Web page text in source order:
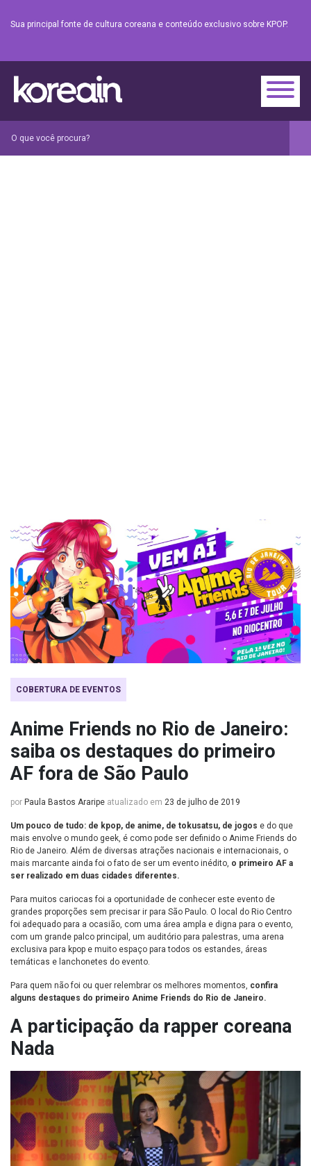
Sua principal fonte de cultura coreana e conteúdo exclusivo sobre KPOP.
COBERTURA DE EVENTOS
Anime Friends no Rio de Janeiro:
saiba os destaques do primeiro
AF fora de São Paulo
por Paula Bastos Araripe atualizado em 23 de julho de 2019
Um pouco de tudo: de kpop, de anime, de tokusatsu, de jogos e do que
mais envolve o mundo geek, é como pode ser definido o Anime Friends do
Rio de Janeiro. Além de diversas atrações nacionais e internacionais, o
mais marcante ainda foi o fato de ser um evento inédito, o primeiro AF a
ser realizado em duas cidades diferentes.
Para muitos cariocas foi a oportunidade de conhecer este evento de
grandes proporções sem precisar ir para São Paulo. O local do Rio Centro
foi adequado para a ocasião, com uma área ampla e digna para o evento,
com um grande palco principal, um auditório para palestras, uma arena
exclusiva para kpop e muito espaço para todos os estandes, áreas
temáticas e lanchonetes do evento.
Para quem não foi ou quer relembrar os melhores momentos, confira
alguns destaques do primeiro Anime Friends do Rio de Janeiro.
A participação da rapper coreana
Nada